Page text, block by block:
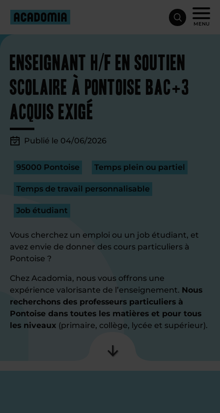
MENU
Enseignant H/F en soutien
scolaire à Pontoise Bac+3
acquis exigé
Publié le 04/06/2026
95000 Pontoise Temps plein ou partiel
Temps de travail personnalisable
Job étudiant
Vous cherchez un emploi ou un job étudiant, et
avez envie de donner des cours particuliers à
Pontoise ?
Chez Acadomia, nous vous offrons une
expérience valorisante de l’enseignement. Nous
recherchons des professeurs particuliers à
Pontoise dans toutes les matières et pour tous
les niveaux (primaire, collège, lycée et supérieur).